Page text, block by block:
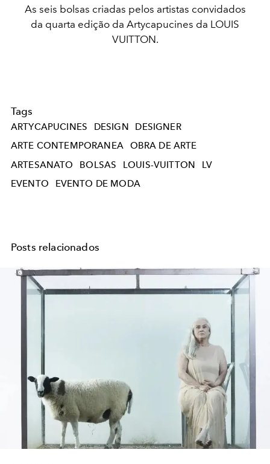
As seis bolsas criadas pelos artistas convidados
da quarta edição da Artycapucines da LOUIS
VUITTON.
Tags
ARTYCAPUCINES DESIGN
DESIGNER
ARTE CONTEMPORANEA
OBRA DE ARTE
ARTESANATO
BOLSAS LOUIS-VUITTON
LV
EVENTO
EVENTO DE MODA
Posts relacionados